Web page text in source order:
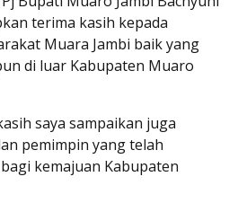
terima kasih kepada
Muara Jambi baik yang
di luar Kabupaten Muaro
saya sampaikan juga
pemimpin yang telah
kemajuan Kabupaten